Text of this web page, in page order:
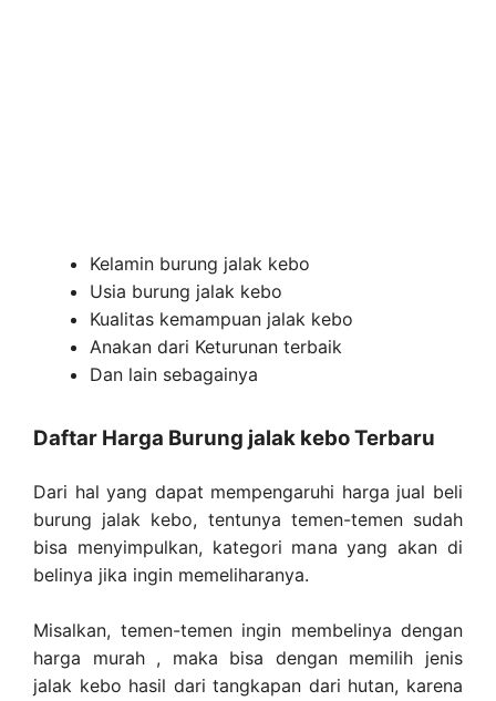
Kelamin burung jalak kebo
Usia burung jalak kebo
Kualitas kemampuan jalak kebo
Anakan dari Keturunan terbaik
Dan lain sebagainya
Daftar Harga Burung jalak kebo Terbaru
Dari hal yang dapat mempengaruhi harga jual beli
burung jalak kebo, tentunya temen-temen sudah
bisa menyimpulkan, kategori mana yang akan di
belinya jika ingin memeliharanya.
Misalkan, temen-temen ingin membelinya dengan
harga murah , maka bisa dengan memilih jenis
jalak kebo hasil dari tangkapan dari hutan, karena